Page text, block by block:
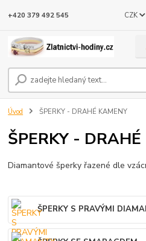
CZK
+420 379 492 545
Úvod ŠPERKY - DRAHÉ KAMENY
ŠPERKY -
Diamantové šperky řazené dle
ŠPERKY S PRAVÝMI